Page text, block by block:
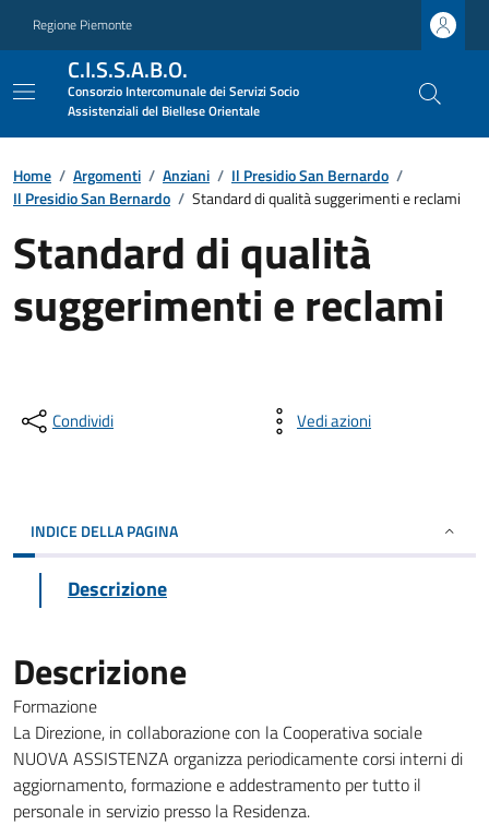
Regione Piemonte
C.I.S.S.A.B.O.
Consorzio Intercomunale dei Servizi Socio
Assistenziali del Biellese Orientale
Home / Argomenti / Anziani / Il Presidio San Bernardo /
Il Presidio San Bernardo / Standard di qualità suggerimenti e reclami
Standard di qualità
suggerimenti e reclami
Condividi Vedi azioni
INDICE DELLA PAGINA
Descrizione
Descrizione
Formazione
La Direzione, in collaborazione con la Cooperativa sociale
NUOVA ASSISTENZA organizza periodicamente corsi interni di
aggiornamento, formazione e addestramento per tutto il
personale in servizio presso la Residenza.